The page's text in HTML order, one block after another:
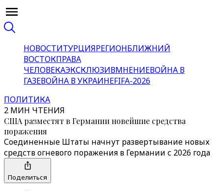
НОВОСТИТУРЦИЯРЕГИОНБЛИЖНИЙ
ВОСТОКПРАВА
ЧЕЛОВЕКАЭКСКЛЮЗИВМНЕНИЕВОЙНА В
ГАЗЕВОЙНА В УКРАИНЕFIFA-2026
ПОЛИТИКА
2 МИН ЧТЕНИЯ
США разместят в Германии новейшие средства
поражения
Соединенные Штаты начнут развертывание новых
средств огневого поражения в Германии с 2026 года
Поделиться